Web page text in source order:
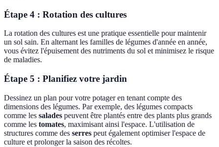
Étape 4 : Rotation des cultures
La rotation des cultures est une pratique essentielle pour maintenir
un sol sain. En alternant les familles de légumes d'année en année,
vous évitez l'épuisement des nutriments du sol et minimisez le risque
de maladies.
Étape 5 : Planifiez votre jardin
Dessinez un plan pour votre potager en tenant compte des
dimensions des légumes. Par exemple, des légumes compacts
comme les salades peuvent être plantés entre des plants plus grands
comme les tomates, maximisant ainsi l'espace. L'utilisation de
structures comme des serres peut également optimiser l'espace de
culture et prolonger la saison des récoltes.